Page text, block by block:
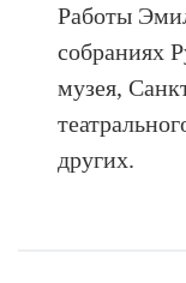
Работы
собраниях
музея,
других.